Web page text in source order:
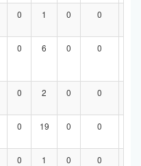
0 1 0 0
0 6 0 0
0 2 0 0
0 19 0 0
0 1 0 0